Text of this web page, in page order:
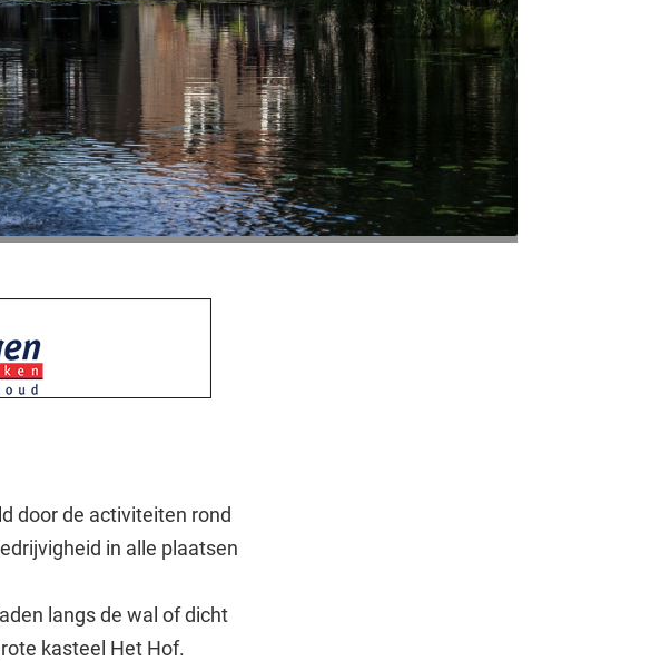
door de activiteiten rond
in alle plaatsen
langs de wal of dicht
kasteel Het Hof.